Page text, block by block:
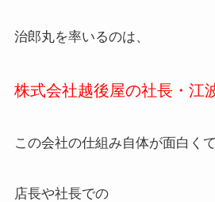
治郎丸を率いるのは、
株式会社越後屋の社長・江
この会社の仕組み自体が面白くて
店長や社長での